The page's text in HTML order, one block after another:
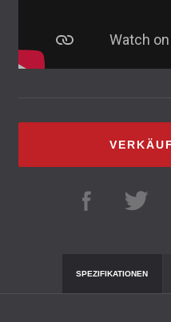
SPEZIFIKATIONEN